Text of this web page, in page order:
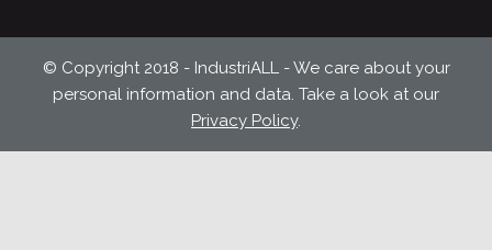
© Copyright 2018 - IndustriALL - We care about your
personal information and data. Take a look at our
Privacy Policy.